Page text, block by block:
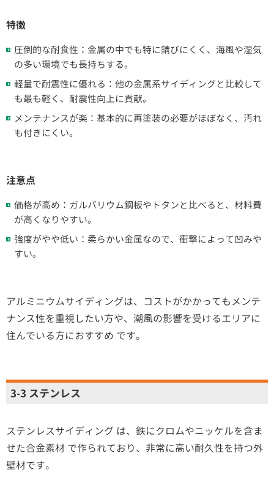
特徴
圧倒的な耐食性：金属の中でも特に錆びにくく、海風や湿気
の多い環境でも長持ちする。
軽量で耐震性に優れる：他の金属系サイディングと比較して
も最も軽く、耐震性向上に貢献。
メンテナンスが楽：基本的に再塗装の必要がほぼなく、汚れ
も付きにくい。
注意点
価格が高め：ガルバリウム鋼板やトタンと比べると、材料費
が高くなりやすい。
強度がやや低い：柔らかい金属なので、衝撃によって凹みや
すい。
アルミニウムサイディングは、コストがかかってもメンテ
ナンス性を重視したい方や、潮風の影響を受けるエリアに
住んでいる方におすすめ です。
3-3 ステンレス
ステンレスサイディング は、鉄にクロムやニッケルを含ま
せた合金素材 で作られており、非常に高い耐久性を持つ外
壁材です。